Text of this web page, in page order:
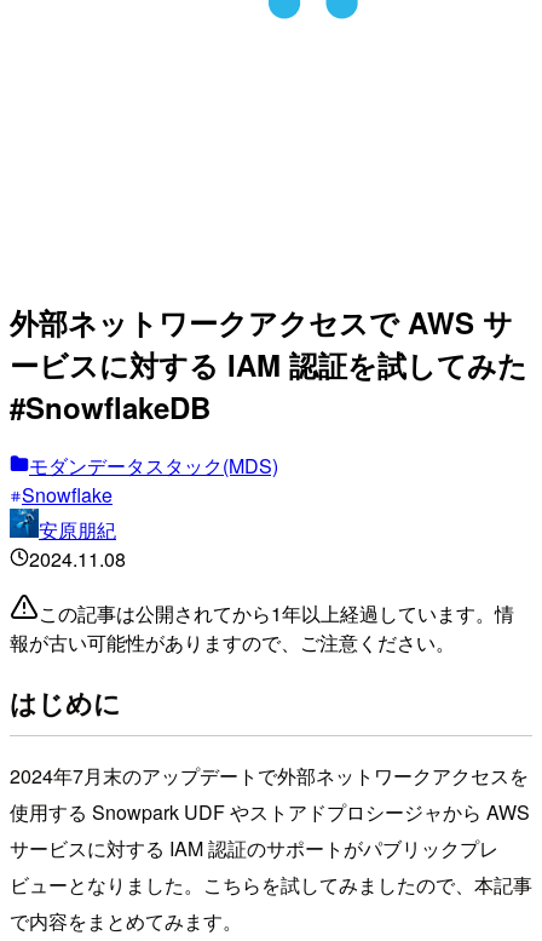
外部ネットワークアクセスで AWS サ
ービスに対する IAM 認証を試してみた
#SnowflakeDB
モダンデータスタック(MDS)
Snowflake
安原朋紀
2024.11.08
この記事は公開されてから1年以上経過しています。情
報が古い可能性がありますので、ご注意ください。
はじめに
2024年7月末のアップデートで外部ネットワークアクセスを
使用する Snowpark UDF やストアドプロシージャから AWS
サービスに対する IAM 認証のサポートがパブリックプレ
ビューとなりました。こちらを試してみましたので、本記事
で内容をまとめてみます。